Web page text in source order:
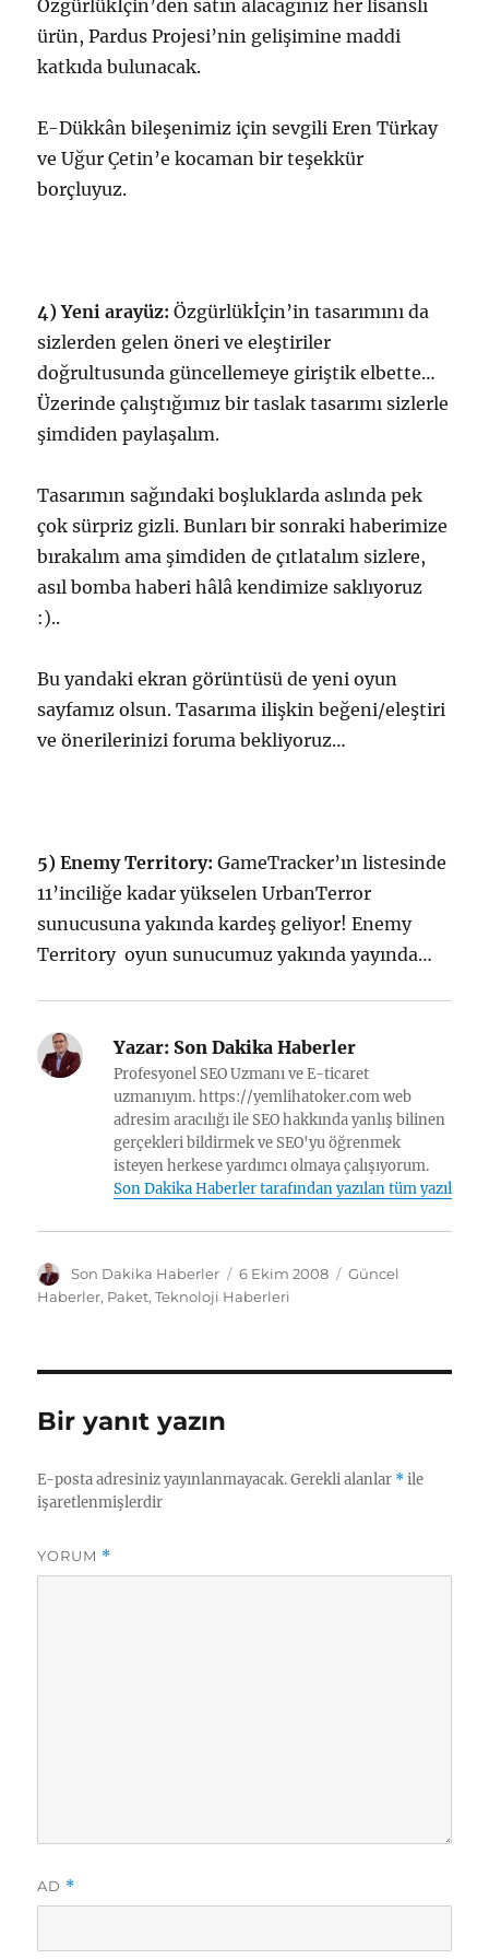
Özgürlükİçin’den satın alacağınız her lisanslı
ürün, Pardus Projesi’nin gelişimine maddi
katkıda bulunacak.
E-Dükkân bileşenimiz için sevgili Eren Türkay
ve Uğur Çetin’e kocaman bir teşekkür
borçluyuz.
4) Yeni arayüz: Özgürlükİçin’in tasarımını da
sizlerden gelen öneri ve eleştiriler
doğrultusunda güncellemeye giriştik elbette…
Üzerinde çalıştığımız bir taslak tasarımı sizlerle
şimdiden paylaşalım.
Tasarımın sağındaki boşluklarda aslında pek
çok sürpriz gizli. Bunları bir sonraki haberimize
bırakalım ama şimdiden de çıtlatalım sizlere,
asıl bomba haberi hâlâ kendimize saklıyoruz
:)..
Bu yandaki ekran görüntüsü de yeni oyun
sayfamız olsun. Tasarıma ilişkin beğeni/eleştiri
ve önerilerinizi foruma bekliyoruz…
5) Enemy Territory:GameTracker’ın listesinde
11’inciliğe kadar yükselen UrbanTerror
sunucusuna yakında kardeş geliyor! Enemy
Territory oyun sunucumuz yakında yayında…
Yazar: Son Dakika Haberler
Profesyonel SEO Uzmanı ve E-ticaret
uzmanıyım. https://yemlihatoker.com web
adresim aracılığı ile SEO hakkında yanlış bilinen
gerçekleri bildirmek ve SEO'yu öğrenmek
isteyen herkese yardımcı olmaya çalışıyorum.
Son Dakika Haberler tarafından yazılan tüm yazılar
Y
a
Son Dakika Haberler
Y
a
h
6 Ekim 2008
K
e
Güncel
Haberler, Paket,Teknoloji Haberleri
Bir yanıt yazın
E-posta adresiniz yayınlanmayacak. Gerekli alanlar *ile
işaretlenmişlerdir
YORUM *
AD *